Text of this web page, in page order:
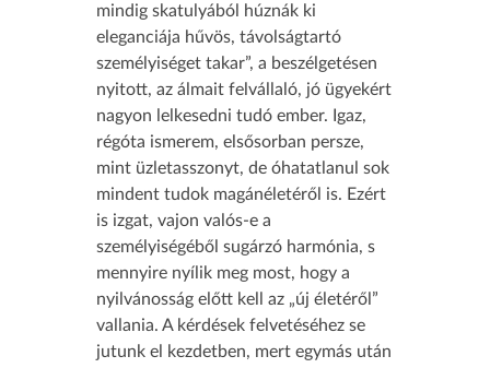
mindig skatulyából húznák ki
eleganciája hűvös, távolságtartó
személyiséget takar”, a beszélgetésen
nyitott, az álmait felvállaló, jó ügyekért
nagyon lelkesedni tudó ember. Igaz,
régóta ismerem, elsősorban persze,
mint üzletasszonyt, de óhatatlanul sok
mindent tudok magánéletéről is. Ezért
is izgat, vajon valós-e a
személyiségéből sugárzó harmónia, s
mennyire nyílik meg most, hogy a
nyilvánosság előtt kell az „új életéről”
vallania. A kérdések felvetéséhez se
jutunk el kezdetben, mert egymás után